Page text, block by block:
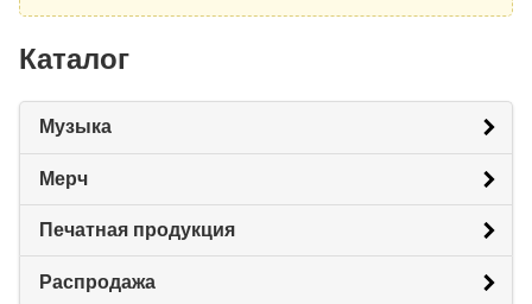
Каталог
Музыка
Мерч
Печатная продукция
Распродажа